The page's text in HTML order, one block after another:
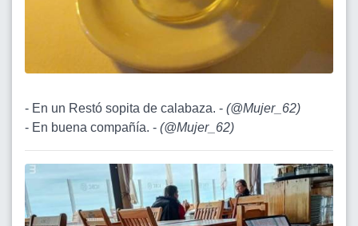
- En un Restó sopita de calabaza. - (@Mujer_62)
- En buena compañía. - (@Mujer_62)